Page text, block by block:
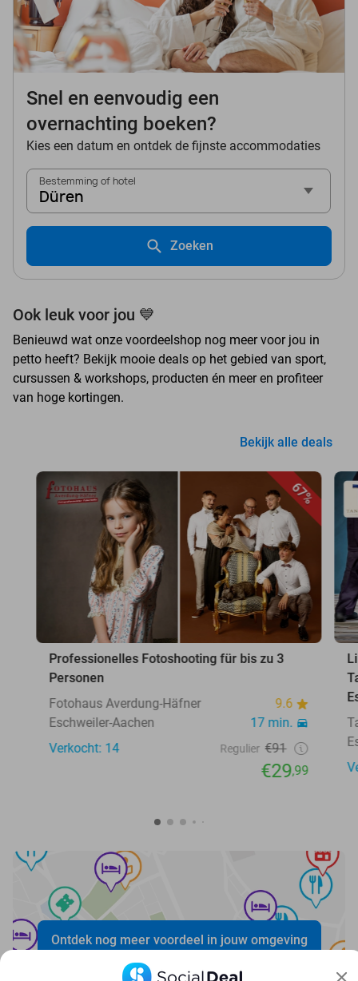
Snel en eenvoudig een
overnachting boeken?
Kies een datum en ontdek de fijnste accommodaties
Bestemming of hotel
Düren
Zoeken
Ook leuk voor jou 💙
Benieuwd wat onze voordeelshop nog meer voor jou in
petto heeft? Bekijk mooie deals op het gebied van sport,
cursussen & workshops, producten én meer en profiteer
van hoge kortingen.
Bekijk alle deals
67%
Professionelles Fotoshooting für bis zu 3
Personen
Fotohaus Averdung-Häfner
9.6
Eschweiler-Aachen
17 min.
Verkocht: 14
Regulier €91
€29,99
Ontdek nog meer voordeel in jouw omgeving